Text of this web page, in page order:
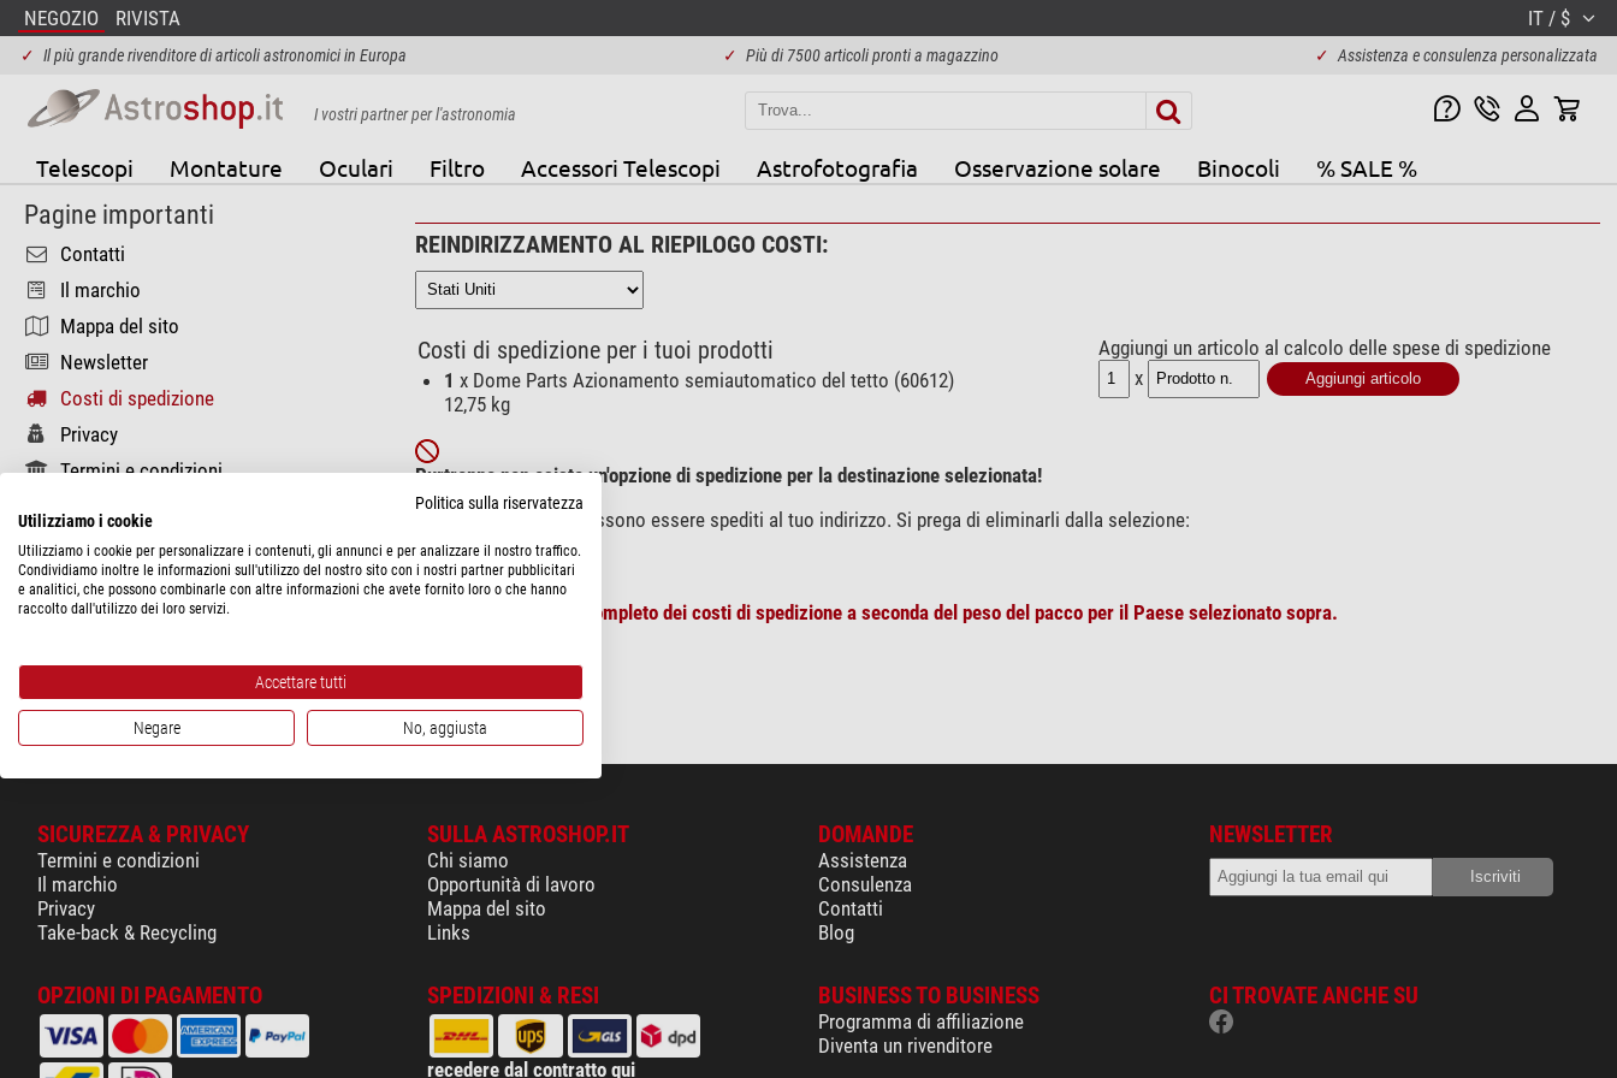
NEGOZIO RIVISTA IT / $
✓ Il più grande rivenditore di articoli astronomici in Europa ✓ Più di 7500 articoli pronti a magazzino ✓ Assistenza e consulenza personalizzata
I vostri partner per l'astronomia
Telescopi Montature Oculari Filtro Accessori Telescopi Astrofotografia Osservazione solare Binocoli % SALE %
Pagine importanti
Contatti
Il marchio
Mappa del sito
Newsletter
Costi di spedizione
Privacy
Termini e condizioni
Pagine funzionali
Carrello
Glossario
REINDIRIZZAMENTO AL RIEPILOGO COSTI:
Costi di spedizione per i tuoi prodotti
1 x Dome Parts Azionamento semiautomatico del tetto (60612)
12,75 kg
Aggiungi un articolo al calcolo delle spese di spedizione
x
Purtroppo non esiste un'opzione di spedizione per la destinazione selezionata!
Questi prodotti non possono essere spediti al tuo indirizzo. Si prega di eliminarli dalla selezione:
60612
Mostra il riepilogo completo dei costi di spedizione a seconda del peso del pacco per il Paese selezionato sopra.
SICUREZZA & PRIVACY
Termini e condizioni
Il marchio
Privacy
Take-back & Recycling
SULLA ASTROSHOP.IT
Chi siamo
Opportunità di lavoro
Mappa del sito
Links
DOMANDE
Assistenza
Consulenza
Contatti
Blog
NEWSLETTER
OPZIONI DI PAGAMENTO SPEDIZIONI & RESI
recedere dal contratto qui
BUSINESS TO BUSINESS
Programma di affiliazione
Diventa un rivenditore
CI TROVATE ANCHE SU
Politica sulla riservatezza
Utilizziamo i cookie
Utilizziamo i cookie per personalizzare i contenuti, gli annunci e per analizzare il nostro traffico.
Condividiamo inoltre le informazioni sull'utilizzo del nostro sito con i nostri partner pubblicitari
e analitici, che possono combinarle con altre informazioni che avete fornito loro o che hanno
raccolto dall'utilizzo dei loro servizi.
Accettare tutti
Negare No, aggiusta